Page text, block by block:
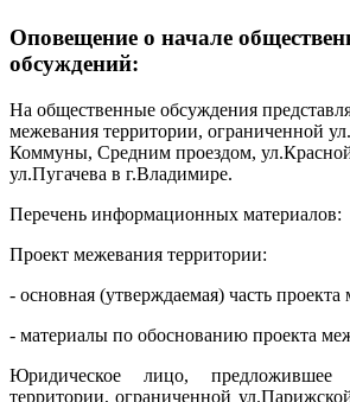
Оповещение о начале
обсуждений:
На общественные обсуждения
межевания территории, ограниченной
Коммуны, Средним проездом,
ул.Пугачева в г.Владимире.
Перечень информационных материалов:
Проект межевания территории:
- основная (утверждаемая) часть проекта
- материалы по обоснованию проекта
Юридическое лицо, предложившее
территории, ограниченной